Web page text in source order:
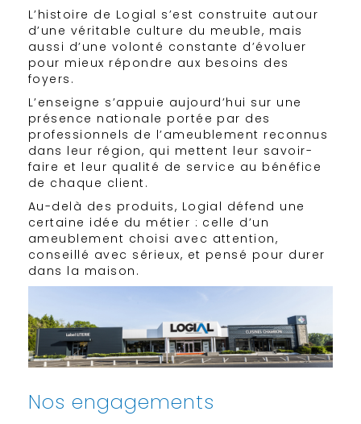
L’histoire de Logial s’est construite autour
d’une véritable culture du meuble, mais
aussi d’une volonté constante d’évoluer
pour mieux répondre aux besoins des
foyers.
L’enseigne s’appuie aujourd’hui sur une
présence nationale portée par des
professionnels de l’ameublement reconnus
dans leur région, qui mettent leur savoir-
faire et leur qualité de service au bénéfice
de chaque client.
Au-delà des produits, Logial défend une
certaine idée du métier : celle d’un
ameublement choisi avec attention,
conseillé avec sérieux, et pensé pour durer
dans la maison.
Nos engagements